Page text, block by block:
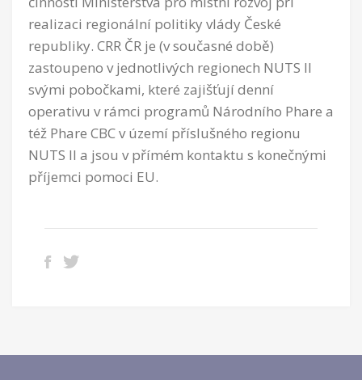
realizaci regionální politiky vlády České
republiky. CRR ČR je (v současné době)
zastoupeno v jednotlivých regionech NUTS II
svými pobočkami, které zajišťují denní
operativu v rámci programů Národního Phare a
též Phare CBC v území příslušného regionu
NUTS II a jsou v přímém kontaktu s konečnými
příjemci pomoci EU.